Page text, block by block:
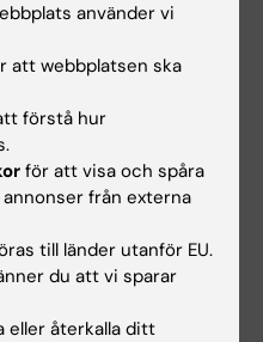
Facility (PSF)
Core Facility
Spectrometry Core
Facility - nodes
sektioner fördelat
använder vi
att webbplatsen ska
förstå hur
för att visa och spåra
från externa
till länder utanför EU.
du att vi sparar
eller återkalla ditt